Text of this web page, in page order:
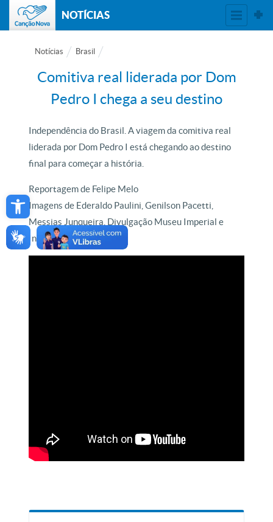
Open toolbar
NOTÍCIAS
Notícias Brasil
Comitiva real liderada por Dom
Pedro I chega a seu destino
Independência do Brasil. A viagem da comitiva real
liderada por Dom Pedro I está chegando ao destino
final para começar a história.
Reportagem de Felipe Melo
Imagens de Ederaldo Paulini, Genilson Pacetti,
Messias Junqueira, Divulgação Museu Imperial e
Internet